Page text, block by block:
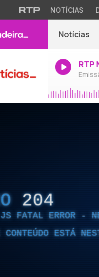
NOTÍCIAS
Notícias
RTP
204
FATAL ERROR -
CONTEÚDO ESTÁ